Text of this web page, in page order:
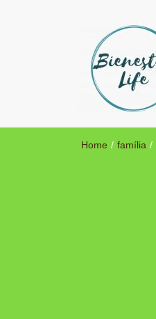
Home / família /